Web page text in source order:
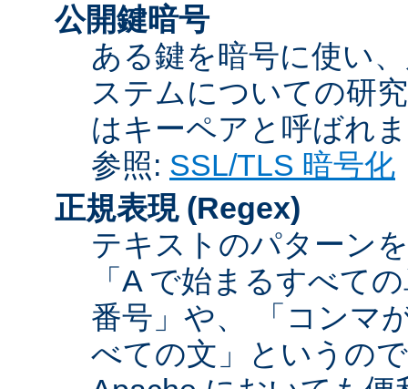
公開鍵暗号
ある鍵を暗号に使い
ステムについての研
はキーペアと呼ばれ
参照: SSL/TLS 暗号化
正規表現 (Regex)
テキストのパターン
「A で始まるすべて
番号」や、 「コンマ
べての文」というの